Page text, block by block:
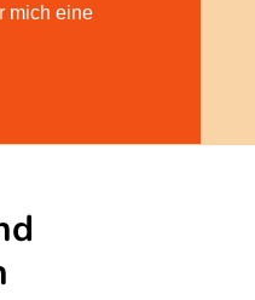
mich eine